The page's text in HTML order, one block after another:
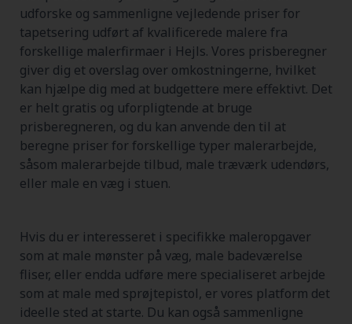
udforske og sammenligne vejledende priser for
tapetsering udført af kvalificerede malere fra
forskellige malerfirmaer i Hejls. Vores prisberegner
giver dig et overslag over omkostningerne, hvilket
kan hjælpe dig med at budgettere mere effektivt. Det
er helt gratis og uforpligtende at bruge
prisberegneren, og du kan anvende den til at
beregne priser for forskellige typer malerarbejde,
såsom malerarbejde tilbud, male træværk udendørs,
eller male en væg i stuen.
Hvis du er interesseret i specifikke maleropgaver
som at male mønster på væg, male badeværelse
fliser, eller endda udføre mere specialiseret arbejde
som at male med sprøjtepistol, er vores platform det
ideelle sted at starte. Du kan også sammenligne